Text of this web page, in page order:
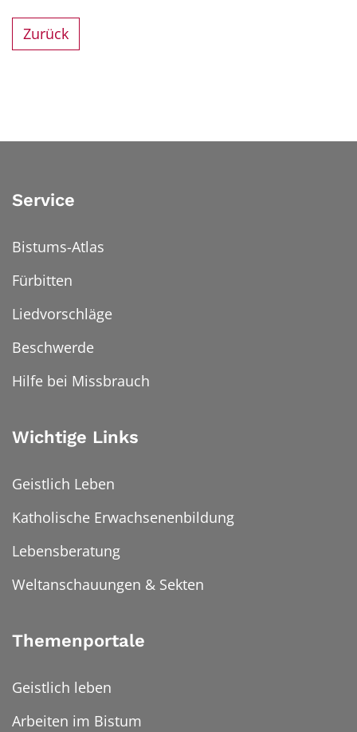
Zurück
Service
Bistums-Atlas
Fürbitten
Liedvorschläge
Beschwerde
Hilfe bei Missbrauch
Wichtige Links
Geistlich Leben
Katholische Erwachsenenbildung
Lebensberatung
Weltanschauungen & Sekten
Themenportale
Geistlich leben
Arbeiten im Bistum